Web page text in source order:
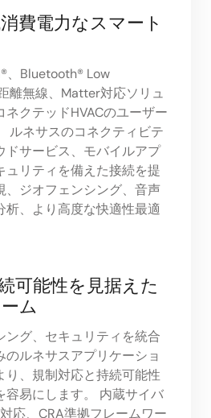
費電力なスマート
、Bluetooth® Low
離無線、Matter対応ソリュ
ネクテッドHVACのユーザー
ルネサスのコネクティビテ
ドサービス、モバイルアプ
ュリティを備えた接続を提
、ジオフェンシング、音声
析、より高度な快適性最適
可能性を見据えた
ム
ング、セキュリティを統合
のルネサスアプリケーショ
り、規制対応と持続可能性
容易にします。 内蔵サイバ
応、CRA準拠フレームワー